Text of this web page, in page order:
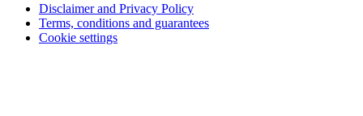
Disclaimer and Privacy Policy
Terms, conditions and guarantees
Cookie settings